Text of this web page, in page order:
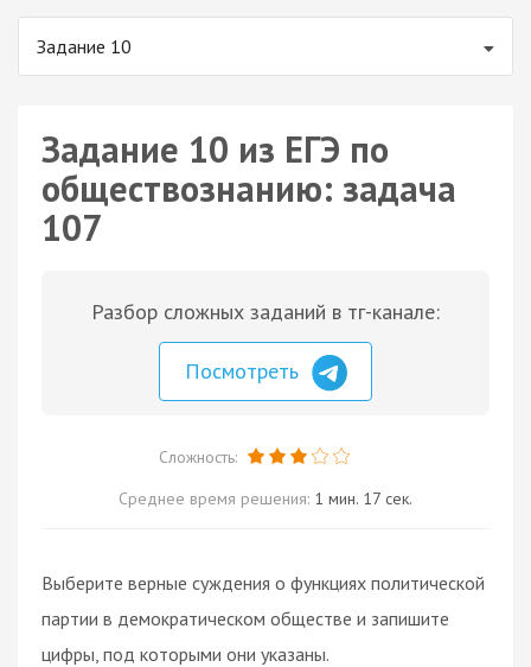
Задание 10
Задание 10 из ЕГЭ по
обществознанию: задача
107
Разбор сложных заданий в тг-канале:
Посмотреть
Сложность:
Среднее время решения: 1 мин. 17 сек.
Выберите верные суждения о функциях политической
партии в демократическом обществе и запишите
цифры, под которыми они указаны.